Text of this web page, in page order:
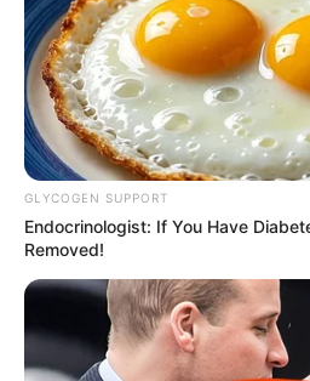
GLYCOGEN SUPPORT
Endocrinologist: If You Have
Removed!